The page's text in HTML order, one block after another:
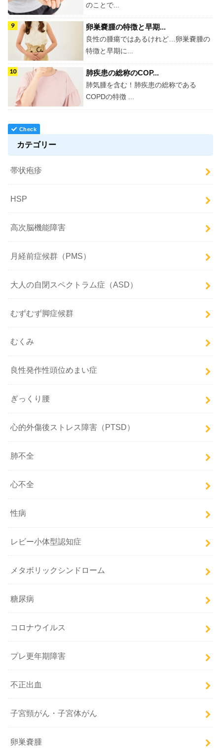
のことで...
卵巣嚢腫の特徴と早期...
良性の腫瘍ではあるけれど…卵巣嚢腫の
特徴と早期に...
肺疾患の総称のCOP...
肺気腫を含む！肺疾患の総称である
COPDの特徴 ...
カテゴリー
帯状疱疹
HSP
高次脳機能障害
月経前症候群（PMS）
大人の自閉スペクトラム症（ASD）
むずむず脚症候群
むくみ
良性発作性頭位めまい症
ぎっくり腰
心的外傷後ストレス障害（PTSD）
肺不全
心不全
性病
レビー小体型認知症
メタボリックシンドローム
糖尿病
コロナウイルス
プレ更年期障害
不正出血
子宮頸がん・子宮体がん
卵巣嚢腫